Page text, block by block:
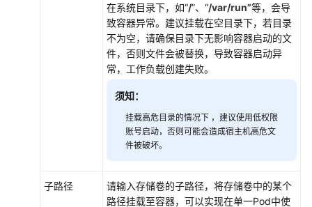
文
在系统目录下，如“/”、“/var/run”等，会导
致容器异常。建议挂载在空目录下，若目录
不为空，请确保目录下无影响容器启动的文
件，否则文件会被替换，导致容器启动异
常，工作负载创建失败。
须知：
挂载高危目录的情况下 ，建议使用低权限
账号启动，否则可能会造成宿主机高危文
件被破坏。
子路径
请输入存储卷的子路径，将存储卷中的某个
路径挂载至容器，可以实现在单一Pod中使